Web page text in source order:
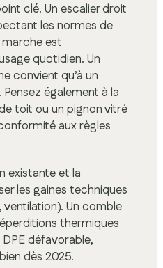
clé. Un escalier droit
les normes de
est
quotidien. Un
convient qu’à un
également à la
toit ou un pignon vitré
aux règles
existante et la
les gaines techniques
Un comble
thermiques
défavorable,
dès 2025.